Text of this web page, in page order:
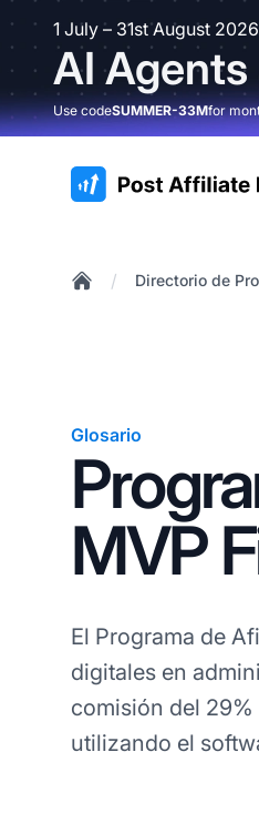
1 July – 31st August
AI Agents
Use codeSUMMER-33Mfor
:site.title
/ Directorio de
Glosario
MVP
El Programa de
digitales en
comisión del
utilizando el